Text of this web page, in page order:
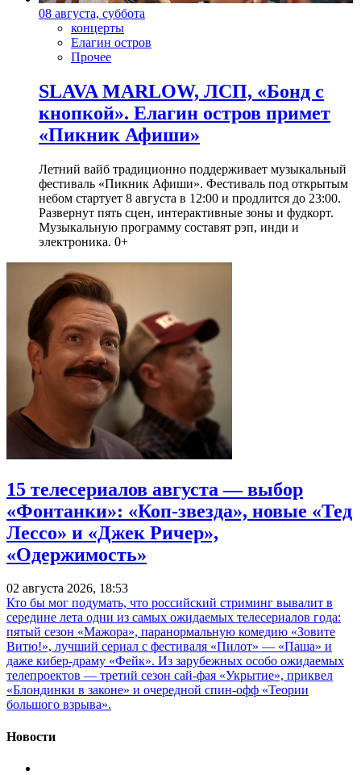
08 августа, суббота
концерты
Елагин остров
Прочее
SLAVA MARLOW, ЛСП, «Бонд с
кнопкой». Елагин остров примет
«Пикник Афиши»
Летний вайб традиционно поддерживает музыкальный
фестиваль «Пикник Афиши». Фестиваль под открытым
небом стартует 8 августа в 12:00 и продлится до 23:00.
Развернут пять сцен, интерактивные зоны и фудкорт.
Музыкальную программу составят рэп, инди и
электроника. 0+
15 телесериалов августа — выбор
«Фонтанки»: «Коп-звезда», новые «Тед
Лессо» и «Джек Ричер»,
«Одержимость»
02 августа 2026, 18:53
Кто бы мог подумать, что российский стриминг вывалит в
середине лета одни из самых ожидаемых телесериалов года:
пятый сезон «Мажора», паранормальную комедию «Зовите
Витю!», лучший сериал с фестиваля «Пилот» — «Паша» и
даже кибер-драму «Фейк». Из зарубежных особо ожидаемых
телепроектов — третий сезон сай-фая «Укрытие», приквел
«Блондинки в законе» и очередной спин-офф «Теории
большого взрыва».
Новости